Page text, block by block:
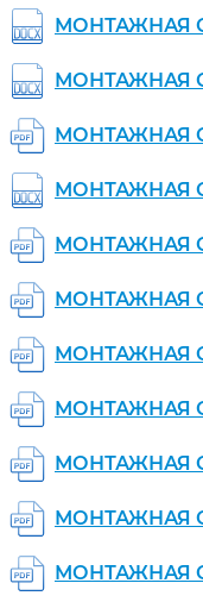
МОНТАЖНАЯ
МОНТАЖНАЯ
МОНТАЖНАЯ
МОНТАЖНАЯ
МОНТАЖНАЯ
МОНТАЖНАЯ
МОНТАЖНАЯ
МОНТАЖНАЯ
МОНТАЖНАЯ
МОНТАЖНАЯ
МОНТАЖНАЯ